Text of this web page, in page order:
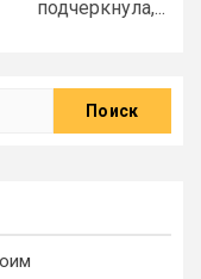
подчеркнула,...